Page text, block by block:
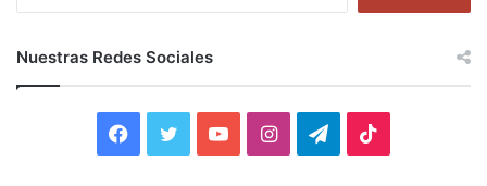
:
Nuestras Redes Sociales
I